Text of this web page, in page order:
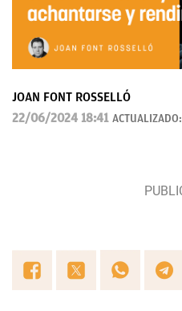
JOAN FONT ROSSELLÓ
22/06/2024 18:41 ACTUALIZADO: